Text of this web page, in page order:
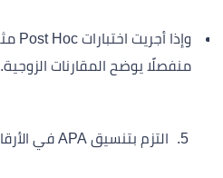
منفصلًا يوضح المقارنات الزوجية.
التزم بتنسيق APA في الأرقام والرموز